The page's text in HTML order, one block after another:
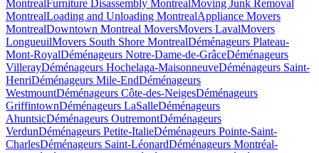
MontrealFurniture Disassembly MontrealMoving Junk Removal
MontrealLoading and Unloading MontrealAppliance Movers
MontrealDowntown Montreal MoversMovers LavalMovers
LongueuilMovers South Shore MontrealDéménageurs Plateau-
Mont-RoyalDéménageurs Notre-Dame-de-GrâceDéménageurs
VillerayDéménageurs Hochelaga-MaisonneuveDéménageurs Saint-
HenriDéménageurs Mile-EndDéménageurs
WestmountDéménageurs Côte-des-NeigesDéménageurs
GriffintownDéménageurs LaSalleDéménageurs
AhuntsicDéménageurs OutremontDéménageurs
VerdunDéménageurs Petite-ItalieDéménageurs Pointe-Saint-
CharlesDéménageurs Saint-LéonardDéménageurs Montréal-